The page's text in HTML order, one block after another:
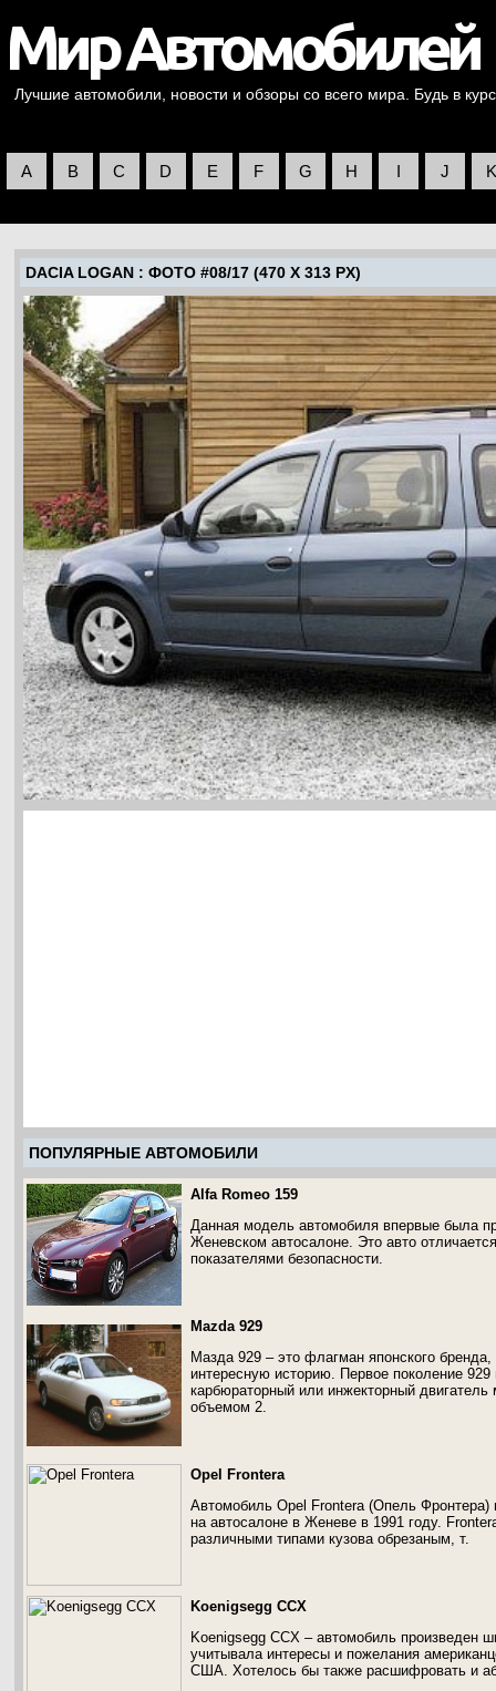
Лучшие автомобили, новости и обзоры со всего мира. Будь в
A B C D E F G H I J K
DACIA LOGAN : ФОТО #08/17 (470 X 313 PX)
ПОПУЛЯРНЫЕ АВТОМОБИЛИ
Alfa Romeo 159
Данная модель автомобиля впервые была
Женевском автосалоне. Это авто
показателями безопасности.
Mazda 929
Мазда 929 – это флагман японского
интересную историю. Первое поколение
карбюраторный или инжекторный
объемом 2.
Opel Frontera
Автомобиль Opel Frontera (Опель
на автосалоне в Женеве в 1991 году.
различными типами кузова обрезаным, т.
Koenigsegg CCX
Koenigsegg CCX – автомобиль произведен
учитывала интересы и пожелания
США. Хотелось бы также расшифровать и